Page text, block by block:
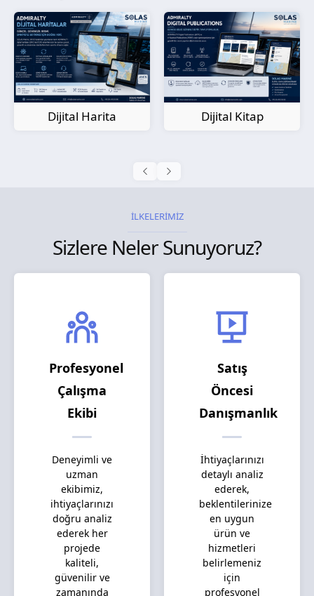
Dijital Kitap
Kağıt Harita
İLKELERİMİZ
Sizlere Neler Sunuyoruz?
Profesyonel
Çalışma
Ekibi
Deneyimli ve
uzman
ekibimiz,
ihtiyaçlarınızı
doğru analiz
ederek her
projede
kaliteli,
güvenilir ve
zamanında
Satış
Öncesi
Danışmanlık
İhtiyaçlarınızı
detaylı analiz
ederek,
beklentilerinize
en uygun
ürün ve
hizmetleri
belirlemeniz
için
profesyonel